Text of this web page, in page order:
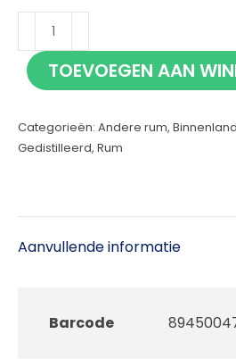
Mates
Rum
70cl TOEVOEGEN AAN
Categorieën: Andere rum,
Gedistilleerd, Rum
Aanvullende informatie
Barcode